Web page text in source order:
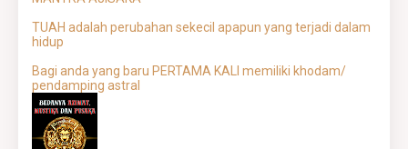
TUAH adalah perubahan sekecil apapun yang terjadi dalam
hidup
Bagi anda yang baru PERTAMA KALI memiliki khodam/
pendamping astral